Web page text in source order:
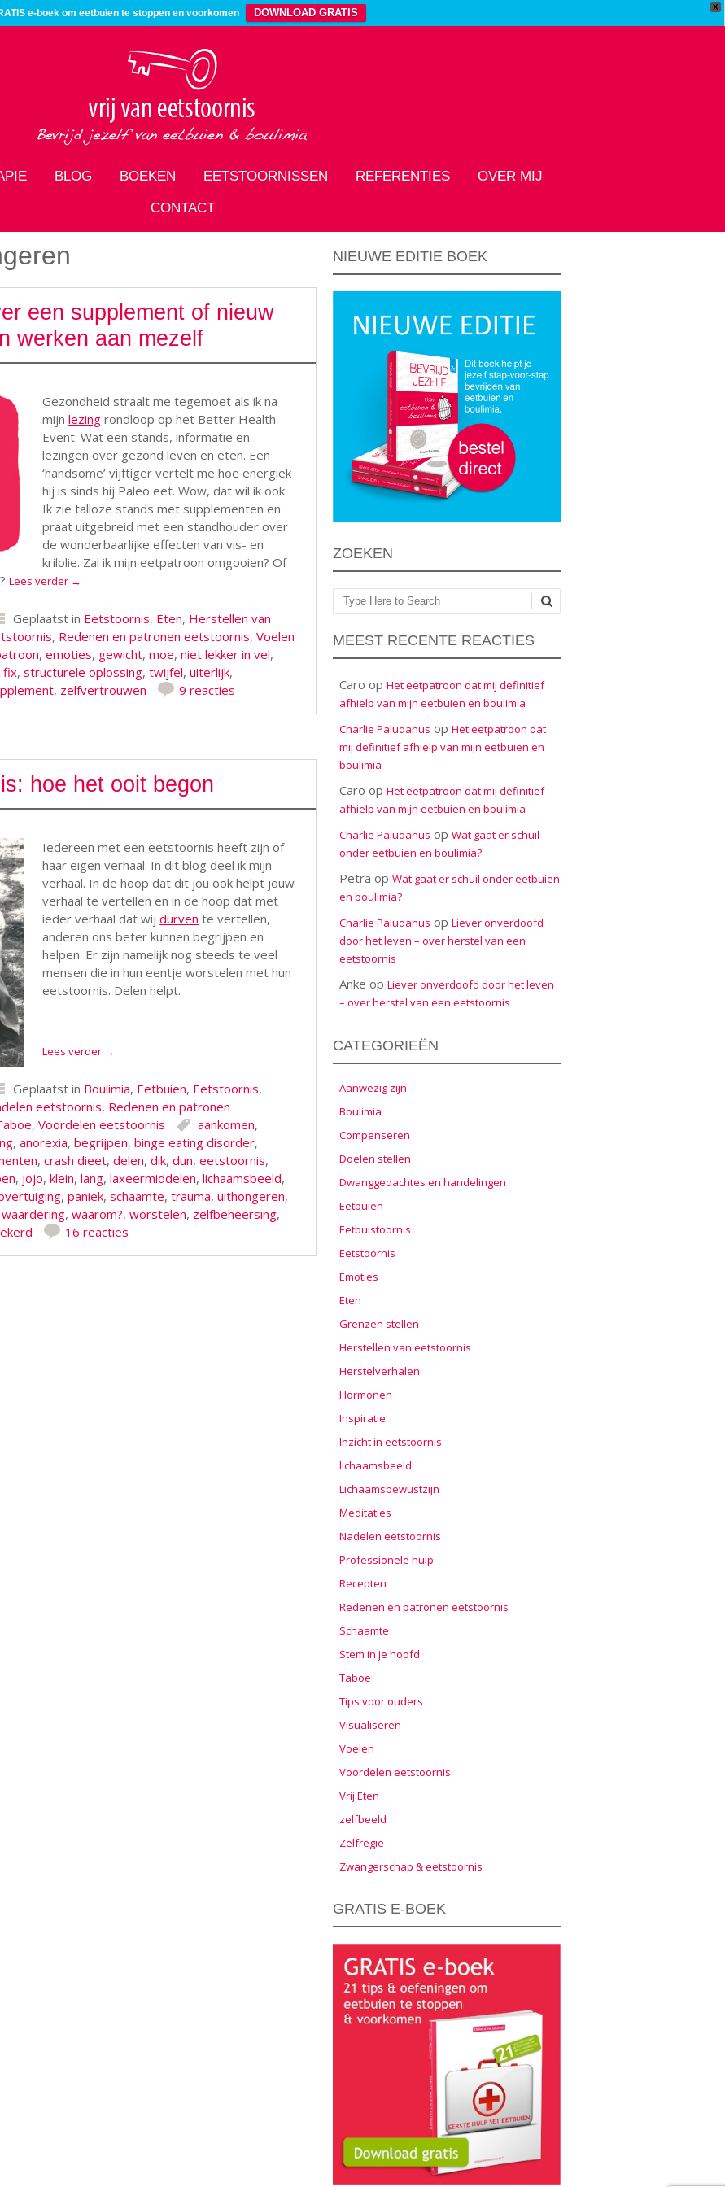
X
e-boek om eetbuien te stoppen en voorkomen DOWNLOAD GRATIS
BLOG BOEKEN EETSTOORNISSEN REFERENTIES OVER MIJ
CONTACT
een supplement of nieuw
werken aan mezelf
Gezondheid straalt me tegemoet als ik na
mijnlezing rondloop op het Better Health
Event. Wat een stands, informatie en
lezingen over gezond leven en eten. Een
‘handsome’ vijftiger vertelt me hoe energiek
hij is sinds hij Paleo eet. Wow, dat wil ik ook.
Ik zie talloze stands met supplementen en
praat uitgebreid met een standhouder over
de wonderbaarlijke effecten van vis- en
krilolie. Zal ik mijn eetpatroon omgooien? Of
Lees verder →
Geplaatst in Eetstoornis, Eten, Herstellen van
, Redenen en patronen eetstoornis, Voelen
, emoties, gewicht, moe, niet lekker in vel,
fix, structurele oplossing, twijfel, uiterlijk,
, zelfvertrouwen 9 reacties
hoe het ooit begon
Iedereen met een eetstoornis heeft zijn of
haar eigen verhaal. In dit blog deel ik mijn
verhaal. In de hoop dat dit jou ook helpt jouw
verhaal te vertellen en in de hoop dat met
ieder verhaal dat wijdurven te vertellen,
anderen ons beter kunnen begrijpen en
helpen. Er zijn namelijk nog steeds te veel
mensen die in hun eentje worstelen met hun
eetstoornis. Delen helpt.
Lees verder →
Geplaatst in Boulimia, Eetbuien, Eetstoornis,
eetstoornis, Redenen en patronen
, Voordelen eetstoornis aankomen,
, anorexia, begrijpen, binge eating disorder,
, crash dieet, delen, dik, dun, eetstoornis,
, jojo, klein, lang, laxeermiddelen, lichaamsbeeld,
, paniek, schaamte, trauma, uithongeren,
waardering, waarom?, worstelen, zelfbeheersing,
16 reacties
NIEUWE EDITIE BOEK
ZOEKEN
Zoeken
MEEST RECENTE REACTIES
Caro op Het eetpatroon dat mij definitief
afhielp van mijn eetbuien en boulimia
Charlie Paludanus op Het eetpatroon dat
mij definitief afhielp van mijn eetbuien en
boulimia
Caro op Het eetpatroon dat mij definitief
afhielp van mijn eetbuien en boulimia
Charlie Paludanus op Wat gaat er schuil
onder eetbuien en boulimia?
Petra op Wat gaat er schuil onder eetbuien
en boulimia?
Charlie Paludanus op Liever onverdoofd
door het leven – over herstel van een
eetstoornis
Anke op Liever onverdoofd door het leven
– over herstel van een eetstoornis
CATEGORIEËN
Aanwezig zijn
Boulimia
Compenseren
Doelen stellen
Dwanggedachtes en handelingen
Eetbuien
Eetbuistoornis
Eetstoornis
Emoties
Eten
Grenzen stellen
Herstellen van eetstoornis
Herstelverhalen
Hormonen
Inspiratie
Inzicht in eetstoornis
lichaamsbeeld
Lichaamsbewustzijn
Meditaties
Nadelen eetstoornis
Professionele hulp
Recepten
Redenen en patronen eetstoornis
Schaamte
Stem in je hoofd
Taboe
Tips voor ouders
Visualiseren
Voelen
Voordelen eetstoornis
Vrij Eten
zelfbeeld
Zelfregie
Zwangerschap & eetstoornis
GRATIS E-BOEK